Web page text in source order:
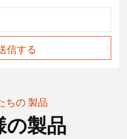
信する
ちの 製品
の製品